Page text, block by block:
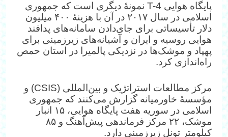
پایگاه هوایی T-4 نمونهٔ دیگری است که جمهوری
اسلامی در سال ۲۰۱۷ در آن با هزینهٔ ۴۰۰ میلیون
دلار تأسیساتی برای جای‌دادن سامانه‌های پدافند
هوایی روسیه و ایران و آشیانه‌های زیرزمینی برای
پهپاد و موشک‌ها در نزدیکی پالمیرا در استان حمص
راه‌اندازی کرد.
مرکز مطالعات استراتژیک و بین‌المللی (CSIS) و
مؤسسهٔ خاورمیانه گزارش می‌کنند که جمهوری
اسلامی در سوریه هفت پایگاه هوایی، ۱۵ انبار
موشک، ۲۲ مرکز فرماندهی پیش‌آهنگ و ۸۵
کیلومتر تونل زیرزمینی دارد.